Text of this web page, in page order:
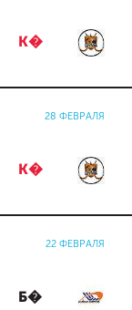
К�
28 ФЕВРАЛЯ
К�
22 ФЕВРАЛЯ
Б�